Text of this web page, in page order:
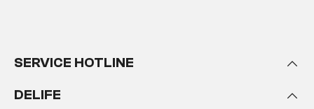
SERVICE HOTLINE
DELIFE